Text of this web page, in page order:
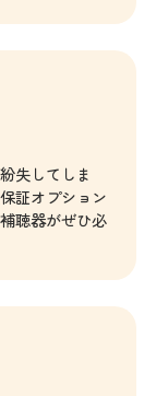
失してしま
証オプション
聴器がぜひ必